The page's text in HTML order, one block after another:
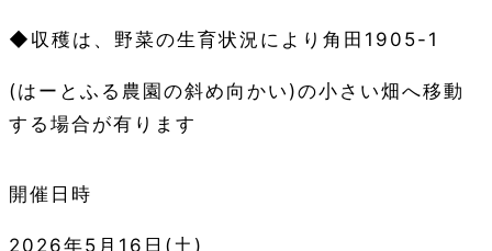
◆収穫は、野菜の生育状況により角田1905-1
(はーとふる農園の斜め向かい)の小さい畑へ移動
する場合が有ります
開催日時
2026年5月16日(土)